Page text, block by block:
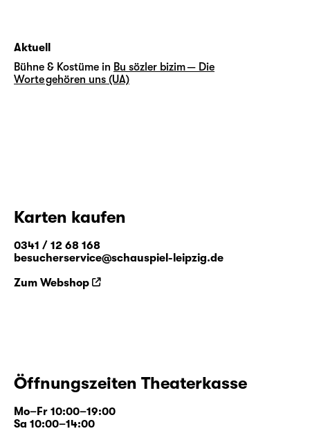
Aktuell
Bühne & Kostüme in Bu sözler bizim — Die
Worte gehören uns (UA)
Karten kaufen
0341 / 12 68 168
besucherservice@schauspiel-leipzig.de
Zum Webshop
Öffnungszeiten Theaterkasse
Mo–Fr 10:00–19:00
Sa 10:00–14:00